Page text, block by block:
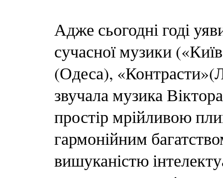
Адже сьогодні годі
сучасної музики
(Одеса),
звучала музика
простір мрійливою
гармонійним
вишуканістю